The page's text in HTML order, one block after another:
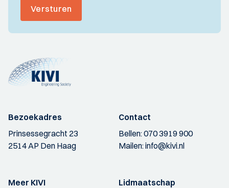
Versturen
Bezoekadres
Prinsessegracht 23
2514 AP Den Haag
Contact
Bellen:070 3919 900
Mailen:info@kivi.nl
Meer KIVI
Lidmaatschap